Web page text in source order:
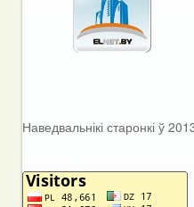
Наведвальнікі старонкі ў